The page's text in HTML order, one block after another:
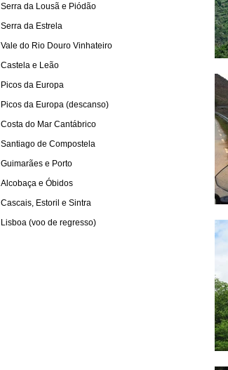
Serra da Lousã e Piódão
Serra da Estrela
Vale do Rio Douro Vinhateiro
Castela e Leão
Picos da Europa
Picos da Europa (descanso)
Costa do Mar Cantábrico
Santiago de Compostela
Guimarães e Porto
Alcobaça e Óbidos
Cascais, Estoril e Sintra
Lisboa (voo de regresso)